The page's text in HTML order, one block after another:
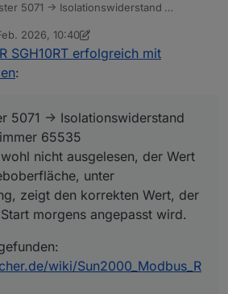
5071 -> Isolationswiderstand
wohl nicht ausgelesen, der Wert in der
unter Geräteüberwachung,
Wert, der auch täglich beim Start
wird.
gefunden:
wiki/Sun2000_Modbus_Registe
RO U16 MΩ 1000 1
2026, 10:40
silgri
SGH10RT erfolgreich mit
:
5071 -> Isolationswiderstand
65535
nicht ausgelesen, der Wert
unter
zeigt den korrekten Wert, der
morgens angepasst wird.
wiki/Sun2000_Modbus_R